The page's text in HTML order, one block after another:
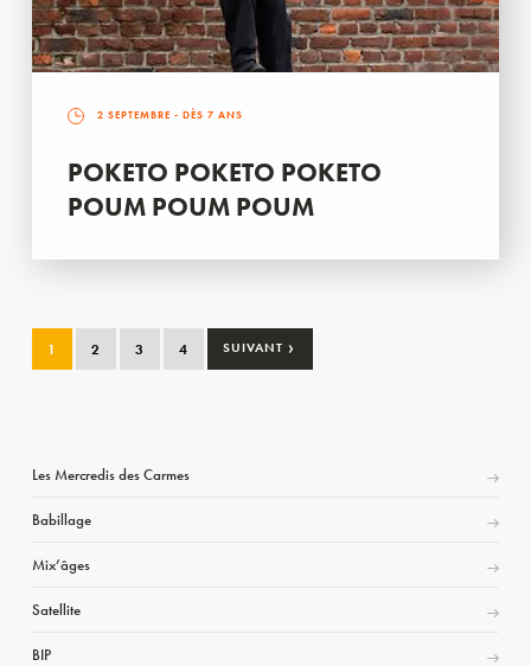
2 SEPTEMBRE - DÈS 7 ANS
POKETO POKETO POKETO
POUM POUM POUM
1 2 3 4 SUIVANT ›
Les Mercredis des Carmes
Babillage
Mix’âges
Satellite
BIP